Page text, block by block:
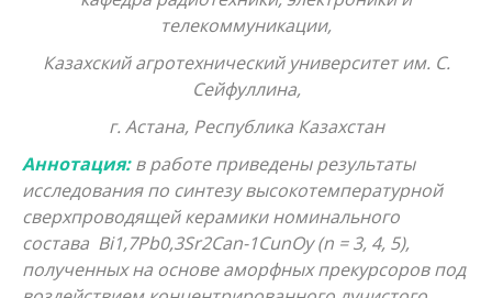
телекоммуникации,
Казахский агротехнический университет им. С.
Сейфуллина,
г. Астана, Республика Казахстан
Аннотация:в работе приведены результаты
исследования по синтезу высокотемпературной
сверхпроводящей керамики номинального
состава Bi1,7Pb0,3Sr2Can-1CunOy (n = 3, 4, 5),
полученных на основе аморфных прекурсоров под